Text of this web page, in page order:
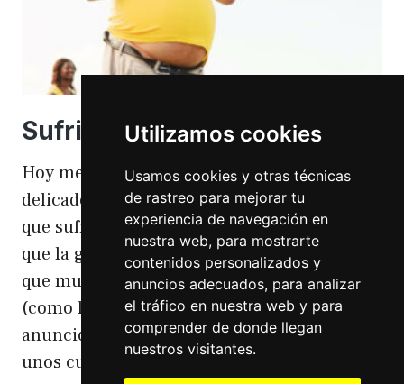
Utilizamos cookies
Usamos cookies y otras técnicas
de rastreo para mejorar tu
experiencia de navegación en
nuestra web, para mostrarte
contenidos personalizados y
anuncios adecuados, para analizar
el tráfico en nuestra web y para
comprender de donde llegan
nuestros visitantes.
Sufriendo la gordofobia
Hoy me apetece hablar de un temita
delicado. Hoy hablo de gordofobia. Una cosa
que sufro día si día también. Gordofobia Y es
que la gordofobia es algo que existe. Algo
que muchas personas sufrimos en silencio
(como las hemorroides, al igual que en el
anuncio). Nos están vendiendo siempre
unos cuerpos normativos y en…